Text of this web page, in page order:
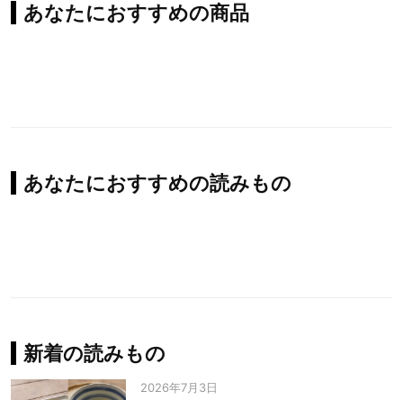
あなたにおすすめの商品
あなたにおすすめの読みもの
新着の読みもの
2026年7月3日